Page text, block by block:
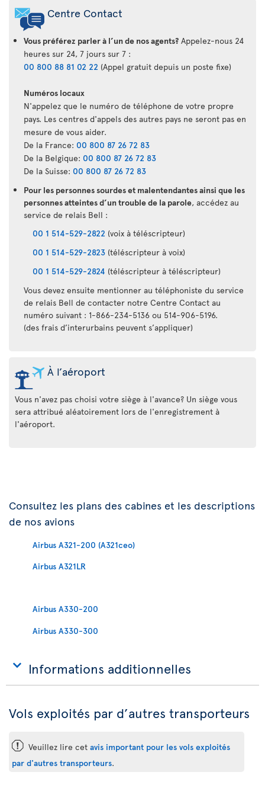
Centre Contact
Vous préférez parler à l’un de nos agents? Appelez-nous 24
heures sur 24, 7 jours sur 7 :
00 800 88 81 02 22 (Appel gratuit depuis un poste fixe)
Numéros locaux
N'appelez que le numéro de téléphone de votre propre
pays. Les centres d'appels des autres pays ne seront pas en
mesure de vous aider.
De la France: 00 800 87 26 72 83
De la Belgique: 00 800 87 26 72 83
De la Suisse: 00 800 87 26 72 83
Pour les personnes sourdes et malentendantes ainsi que les
personnes atteintes d’un trouble de la parole, accédez au
service de relais Bell :
00 1 514-529-2822 (voix à téléscripteur)
00 1 514-529-2823 (téléscripteur à voix)
00 1 514-529-2824 (téléscripteur à téléscripteur)
Vous devez ensuite mentionner au téléphoniste du service
de relais Bell de contacter notre Centre Contact au
numéro suivant : 1-866-234-5136 ou 514-906-5196.
(des frais d’interurbains peuvent s’appliquer)
À l’aéroport
Vous n'avez pas choisi votre siège à l'avance? Un siège vous
sera attribué aléatoirement lors de l'enregistrement à
l'aéroport.
Consultez les plans des cabines et les descriptions
de nos avions
Airbus A321-200 (A321ceo)
Airbus A321LR
Airbus A330-200
Airbus A330-300
Informations additionnelles
Vols exploités par d’autres transporteurs
ü Veuillez lire cet avis important pour les vols exploités
par d'autres transporteurs.